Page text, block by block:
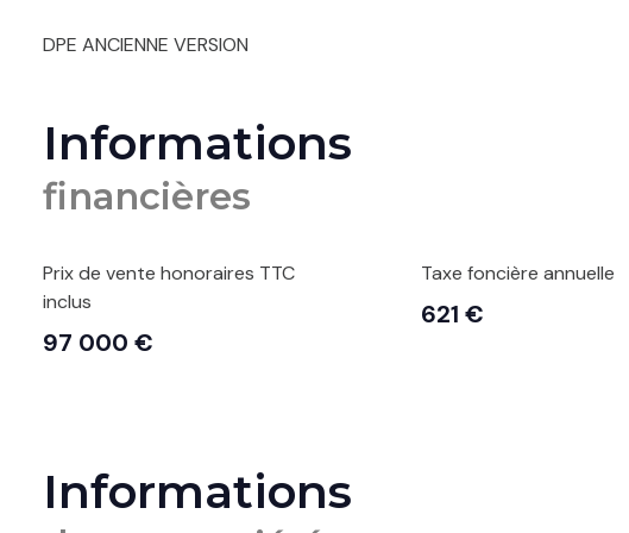
DPE ANCIENNE VERSION
Informations
financières
Prix de vente honoraires TTC
inclus
97 000 €
Taxe foncière annuelle
621 €
Informations